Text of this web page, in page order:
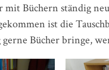
Büchern ständig
ist die
Bücher bringe,